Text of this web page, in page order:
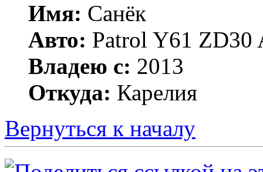
Имя: Санёк
Авто: Patrol Y61 ZD30
Владею с: 2013
Откуда: Карелия
Вернуться к началу